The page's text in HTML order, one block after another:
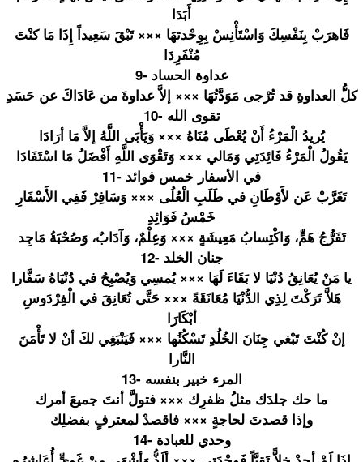
أَبَدَا
فَاهرَبْ بِنَفْسِكَ وَاسْتَأْنِسْ بِوِحْدتهَا ××× تَبْقَ سَعِيداً إِذَا مَا كنْتَ
مُنْفَرِدَا
9- عداوة الحساد
كلُّ العداوةِ قد تُرْجى مَوَدَّتُهَا ××× إلاَّ عداوةَ من عَادَاكَ عن حَسَدِ
10- تقوى الله
يُريدُ الْمَرْءُ أَنْ يُعْطَى مُنَاهُ ××× وَيَأْبَى اللَّهُ إلاَّ مَا أرَادَا
يَقُولُ الْمَرْءُ فَائِدَتِي وَمَالي ××× وَتَقْوَى اللَّهِ أَفْضَلُ مَا اسْتَفَادَا
11- في الأسفار خمس فوائد
تَغَرَّبْ عَن لأَوْطَانِ في طَلَبِ الْعُلُى ××× وَسَافِرْ فَفِي الأَسْفَار
خَمْسُ فَوَائِدِ
تَفَرُّجُ هَمٍّ، وَاكْتِساب ُ مَعِيشَةٍ ××× وَعِلْمٌ، وَآدَابٌ، وَصُحْبَةُ مَاجِد
12- جنان الخلد
يا مَنْ يُعَانِقُ دُنْيَا لا بَقَاءَ لَهَا ××× يُمسِي وَيُصْبِحُ في دُنْيَاهُ سَفَّارا
هَلاَّ تَرَكْتَ لِذِي الدُّنْيَا مُعَانَقَة ً ××× حَتَّى تُعَانِقَ في الْفِرْدَوسِ
أبْكَارَا
إنْ كُنْتَ تَبْغي جِنَانَ الخُلُدِ تَسْكُنُها ××× فَيَنْبَغِي لكَ أنْ لا تَأْمَنَ
النَّارا
13- المرء خبير بنفسه
ما حك جلدَك مثلُ ظفرِك ××× فتولَّ أنتَ جميعَ أمرك
وإذا قصدتَ لحاجةٍ ××× فاقصدْ لمعترفٍ بفضلِك
14- وحدي للعبادة